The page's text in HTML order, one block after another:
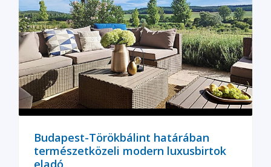
Budapest-Törökbálint határában
természetközeli modern luxusbirtok
eladó